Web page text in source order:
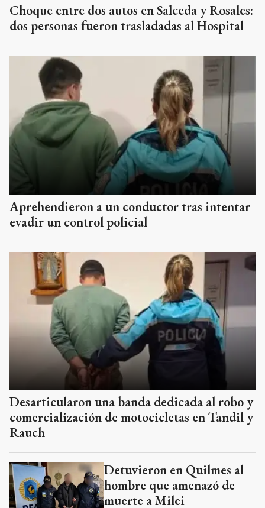
Choque entre dos autos en Salceda y Rosales:
dos personas fueron trasladadas al Hospital
Aprehendieron a un conductor tras intentar
evadir un control policial
Desarticularon una banda dedicada al robo y
comercialización de motocicletas en Tandil y
Rauch
Detuvieron en Quilmes al
hombre que amenazó de
muerte a Milei